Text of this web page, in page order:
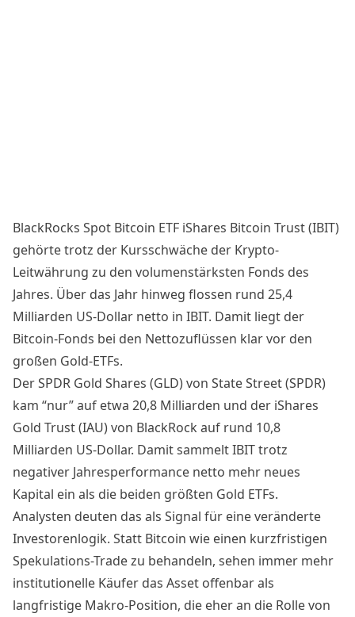
BlackRocks Spot Bitcoin ETF iShares Bitcoin Trust (IBIT)
gehörte trotz der Kursschwäche der Krypto-
Leitwährung zu den volumenstärksten Fonds des
Jahres. Über das Jahr hinweg flossen rund 25,4
Milliarden US-Dollar netto in IBIT. Damit liegt der
Bitcoin-Fonds bei den Nettozuflüssen klar vor den
großen Gold-ETFs.
Der SPDR Gold Shares (GLD) von State Street (SPDR)
kam “nur” auf etwa 20,8 Milliarden und der iShares
Gold Trust (IAU) von BlackRock auf rund 10,8
Milliarden US-Dollar. Damit sammelt IBIT trotz
negativer Jahresperformance netto mehr neues
Kapital ein als die beiden größten Gold ETFs.
Analysten deuten das als Signal für eine veränderte
Investorenlogik. Statt Bitcoin wie einen kurzfristigen
Spekulations-Trade zu behandeln, sehen immer mehr
institutionelle Käufer das Asset offenbar als
langfristige Makro-Position, die eher an die Rolle von